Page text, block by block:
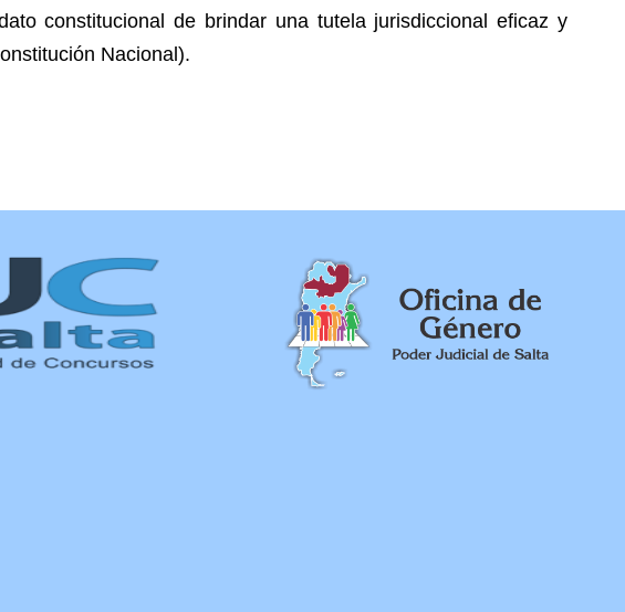
constitucional de brindar una tutela jurisdiccional eficaz y
Nacional).